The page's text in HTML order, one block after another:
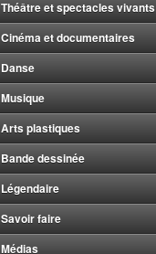
Théâtre et spectacles vivants
Cinéma et documentaires
Danse
Musique
Arts plastiques
Bande dessinée
Légendaire
Savoir faire
Médias